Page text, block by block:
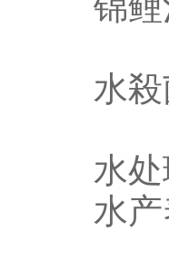
水
水
水